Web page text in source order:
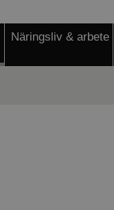
Näringsliv & arbete